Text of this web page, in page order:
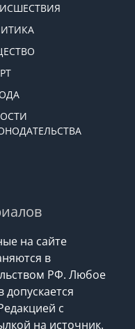
на сайте
в
РФ. Любое
с
на источник.